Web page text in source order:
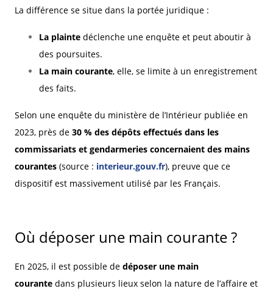
La différence se situe dans la portée juridique :
La plainte déclenche une enquête et peut aboutir à
des poursuites.
La main courante, elle, se limite à un enregistrement
des faits.
Selon une enquête du ministère de l’Intérieur publiée en
2023, près de 30 % des dépôts effectués dans les
commissariats et gendarmeries concernaient des mains
courantes (source : interieur.gouv.fr), preuve que ce
dispositif est massivement utilisé par les Français.
Où déposer une main courante ?
En 2025, il est possible de déposer une main
courante dans plusieurs lieux selon la nature de l’affaire et